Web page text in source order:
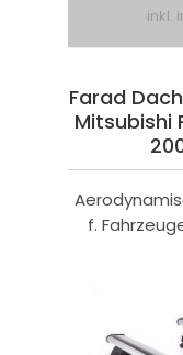
inkl.
Farad
Mitsubishi
f.